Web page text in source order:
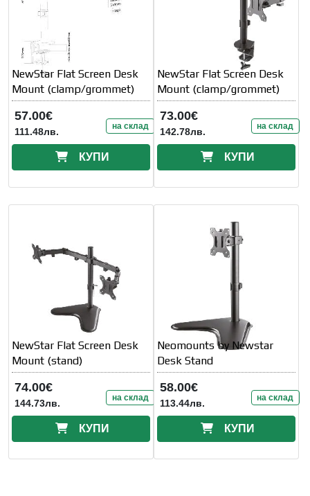
NewStar Flat Screen Desk
Mount (clamp/grommet)
57.00€
111.48лв. на склад
КУПИ
NewStar Flat Screen Desk
Mount (clamp/grommet)
73.00€
142.78лв. на склад
КУПИ
NewStar Flat Screen Desk
Mount (stand)
74.00€
144.73лв. на склад
КУПИ
Neomounts by Newstar
Desk Stand
58.00€
113.44лв. на склад
КУПИ